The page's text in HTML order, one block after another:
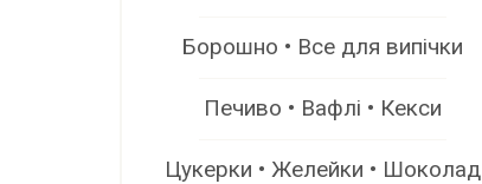
Борошно • Все для випічки
Печиво • Вафлі • Кекси
Цукерки • Желейки • Шоколад